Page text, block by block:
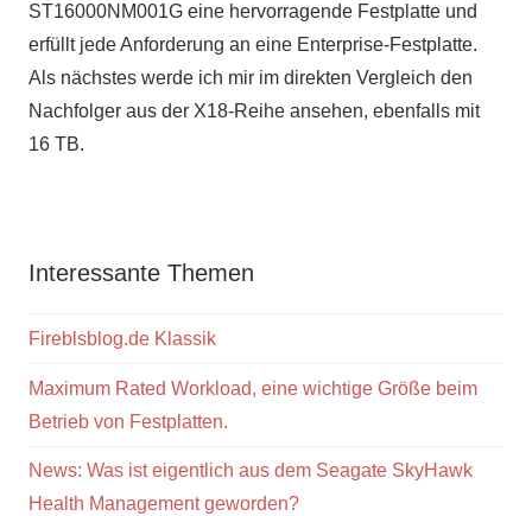
ST16000NM001G eine hervorragende Festplatte und
erfüllt jede Anforderung an eine Enterprise-Festplatte.
Als nächstes werde ich mir im direkten Vergleich den
Nachfolger aus der X18-Reihe ansehen, ebenfalls mit
16 TB.
Interessante Themen
Fireblsblog.de Klassik
Maximum Rated Workload, eine wichtige Größe beim
Betrieb von Festplatten.
News: Was ist eigentlich aus dem Seagate SkyHawk
Health Management geworden?